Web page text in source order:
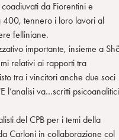
da Fiorentini e
400, tennero i loro lavori al
felliniane.
importante, insieme a
relativi ai rapporti tra
tra i vincitori anche due soci
va…scritti
del CPB per i temi della
Carloni in collaborazione col